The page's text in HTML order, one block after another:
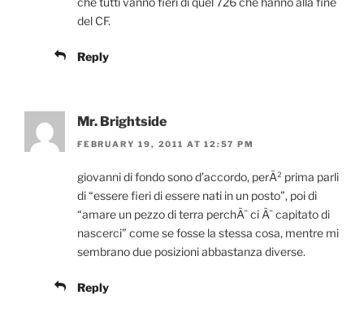
del CF.
Reply
Mr. Brightside
FEBRUARY 19, 2011 AT 12:57 PM
giovanni di fondo sono d’accordo, perÃ² prima parli
di “essere fieri di essere nati in un posto”, poi di
“amare un pezzo di terra perchÃ¨ ci Ã¨ capitato di
nascerci” come se fosse la stessa cosa, mentre mi
sembrano due posizioni abbastanza diverse.
Reply